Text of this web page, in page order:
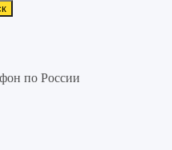
по России